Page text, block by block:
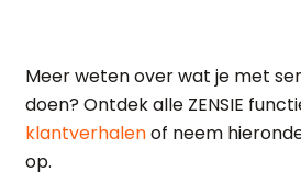
Meer weten over wat je met
doen? Ontdek alle ZENSIE
klantverhalenof neem
op.